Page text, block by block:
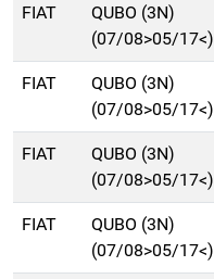
FIAT
QUBO (3N)
(07/08>05/17<)
FIAT
QUBO (3N)
(07/08>05/17<)
FIAT
QUBO (3N)
(07/08>05/17<)
FIAT
QUBO (3N)
(07/08>05/17<)